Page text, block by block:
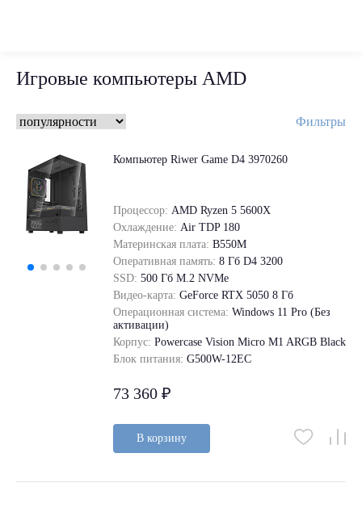
Игровые компьютеры AMD
Фильтры
Компьютер Riwer Game D4 3970260
Процессор: AMD Ryzen 5 5600X
Охлаждение: Air TDP 180
Материнская плата: B550M
Оперативная память: 8 Гб D4 3200
SSD: 500 Гб M.2 NVMe
Видео-карта: GeForce RTX 5050 8 Гб
Операционная система: Windows 11 Pro (Без
активации)
Корпус: Powercase Vision Micro M1 ARGB Black
Блок питания: G500W-12EC
73 360 ₽
В корзину